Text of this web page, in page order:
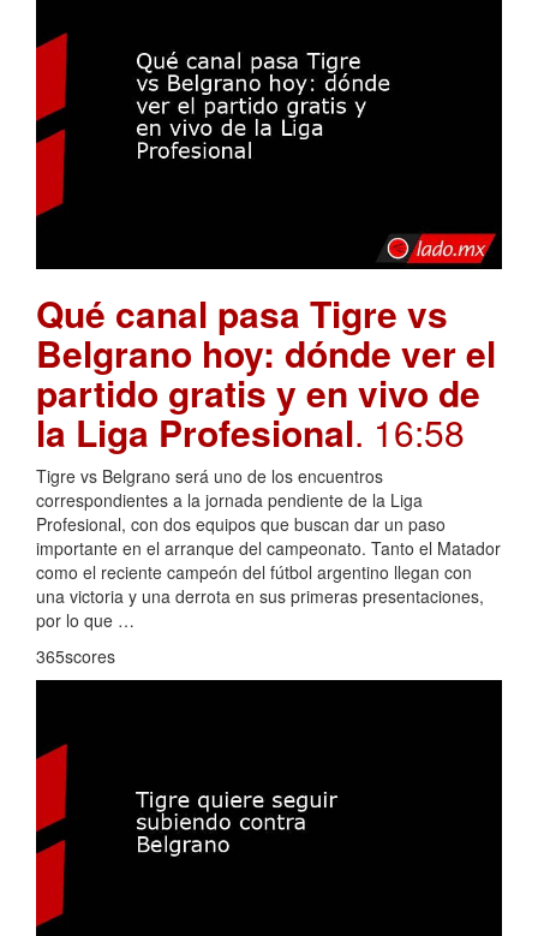
Qué canal pasa Tigre vs
Belgrano hoy: dónde ver el
partido gratis y en vivo de
la Liga Profesional. 16:58
Tigre vs Belgrano será uno de los encuentros
correspondientes a la jornada pendiente de la Liga
Profesional, con dos equipos que buscan dar un paso
importante en el arranque del campeonato. Tanto el Matador
como el reciente campeón del fútbol argentino llegan con
una victoria y una derrota en sus primeras presentaciones,
por lo que …
365scores